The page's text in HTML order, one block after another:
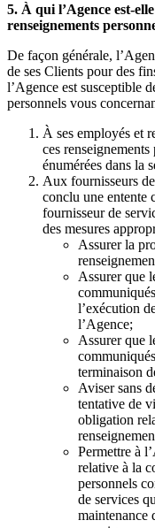
5. À qui l’Agence est-
renseignements
De façon générale,
de ses Clients pour des
l’Agence est susceptible
personnels vous
À ses employés et
ces
énumérées dans la
Aux fournisseurs
conclu une entente
fournisseur de
des mesures
Assurer la
Assurer que
l’exécution
l’Agence;
Assurer que
terminaison
Aviser sans
tentative de
obligation
Permettre à
relative à la
personnels
de services
maintenance